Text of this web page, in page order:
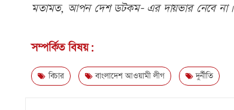
মতামত, আপন দেশ ডটকম- এর দায়ভার নেবে না।
সম্পর্কিত বিষয়:
বিচার বাংলাদেশ আওয়ামী লীগ দুর্নীতি